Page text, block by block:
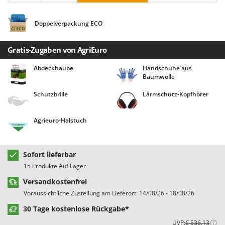
Brutmaschinen Inkubatoren
D Dampfreiniger und Dampfbesen
E
Einachsschlepper
Elektrische Tauchpumpen
Erdbohrer
Feder Grubber
Feldspritzen für Pflanzenschutz
Fleischwolf
Batavia
Beper
Berkel
Bertolini Pumps
Bestway
Beta tools
Bissell
BlackStone
Blue Bird
Doppelverpackung ECO
Gratis-Zugaben von AgriEuro
Abdeckhaube
Handschuhe aus
Baumwolle
Schutzbrille Lärmschutz-Kopfhörer
Agrieuro-Halstuch
Sofort lieferbar
15 Produkte Auf Lager
Versandkostenfrei
Voraussichtliche Zustellung am Lieferort: 14/08/26 - 18/08/26
30 Tage kostenlose Rückgabe*
UVP:€ 536,13